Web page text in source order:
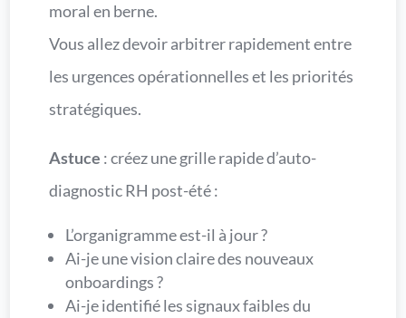
moral en berne.
Vous allez devoir arbitrer rapidement entre
les urgences opérationnelles et les priorités
stratégiques.
Astuce : créez une grille rapide d’auto-
diagnostic RH post-été :
L’organigramme est-il à jour ?
Ai-je une vision claire des nouveaux
onboardings ?
Ai-je identifié les signaux faibles du